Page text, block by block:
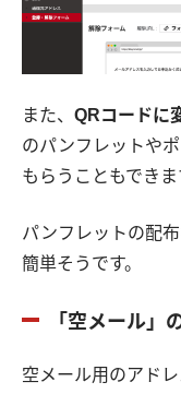
また、 QRコードに
のパンフレットや
もらうこともできま
パンフレットの配
簡単そうです。
「空メール」
空メール用のアド